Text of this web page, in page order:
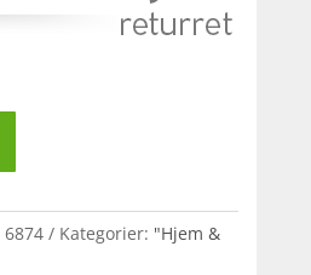
6874 Kategorier: "Hjem &